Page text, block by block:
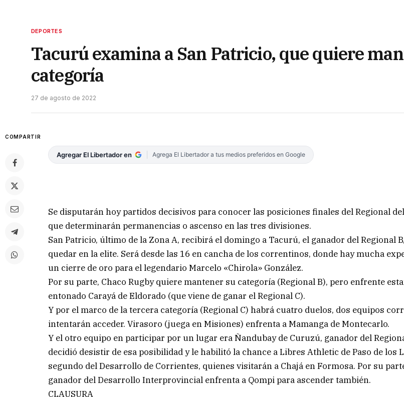
DEPORTES
Tacurú examina a San Patricio, que quiere
categoría
27 de agosto de 2022
COMPARTIR
Agregar El Libertador en Agrega El Libertador a tus medios preferidos en Google
Se disputarán hoy partidos decisivos para conocer las posiciones finales del Regional
que determinarán permanencias o ascenso en las tres divisiones.
San Patricio, último de la Zona A, recibirá el domingo a Tacurú, el ganador del Regional
quedar en la elite. Será desde las 16 en cancha de los correntinos, donde hay mucha
un cierre de oro para el legendario Marcelo «Chirola» González.
Por su parte, Chaco Rugby quiere mantener su categoría (Regional B), pero enfrente
entonado Carayá de Eldorado (que viene de ganar el Regional C).
Y por el marco de la tercera categoría (Regional C) habrá cuatro duelos, dos equipos
intentarán acceder. Virasoro (juega en Misiones) enfrenta a Mamanga de Montecarlo.
Y el otro equipo en participar por un lugar era Ñandubay de Curuzú, ganador del
decidió desistir de esa posibilidad y le habilitó la chance a Libres Athletic de Paso de los
segundo del Desarrollo de Corrientes, quienes visitarán a Chajá en Formosa. Por su
ganador del Desarrollo Interprovincial enfrenta a Qompi para ascender también.
CLAUSURA